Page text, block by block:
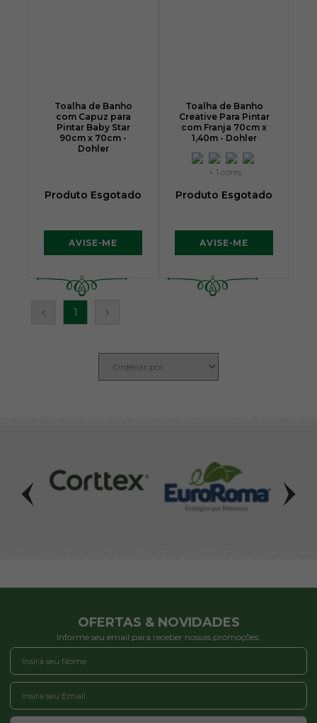
Toalha de Banho
com Capuz para
Pintar Baby Star
90cm x 70cm -
Dohler
Produto Esgotado
AVISE-ME
Toalha de Banho
Creative Para Pintar
com Franja 70cm x
1,40m - Dohler
+ 1 cores
Produto Esgotado
AVISE-ME
1
OFERTAS & NOVIDADES
Informe seu email para receber nossas promoções: